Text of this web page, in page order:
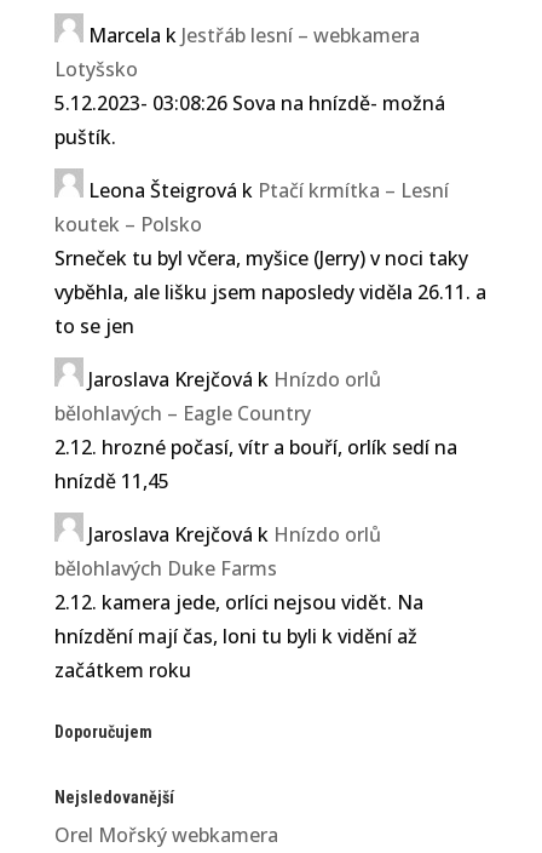
Marcela k Jestřáb lesní – webkamera
Lotyšsko
5.12.2023- 03:08:26 Sova na hnízdě- možná
puštík.
Leona Šteigrová k Ptačí krmítka – Lesní
koutek – Polsko
Srneček tu byl včera, myšice (Jerry) v noci taky
vyběhla, ale lišku jsem naposledy viděla 26.11. a
to se jen
Jaroslava Krejčová k Hnízdo orlů
bělohlavých – Eagle Country
2.12. hrozné počasí, vítr a bouří, orlík sedí na
hnízdě 11,45
Jaroslava Krejčová k Hnízdo orlů
bělohlavých Duke Farms
2.12. kamera jede, orlíci nejsou vidět. Na
hnízdění mají čas, loni tu byli k vidění až
začátkem roku
Doporučujem
Nejsledovanější
Orel Mořský webkamera